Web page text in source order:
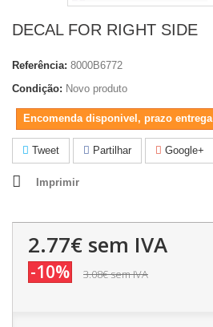
DECAL FOR RIGHT SIDE
Referência: 8000B6772
Condição: Novo produto
Encomenda disponivel, prazo
Tweet Partilhar Google+
Imprimir
2.77€ sem IVA
-10% 3.08€sem IVA